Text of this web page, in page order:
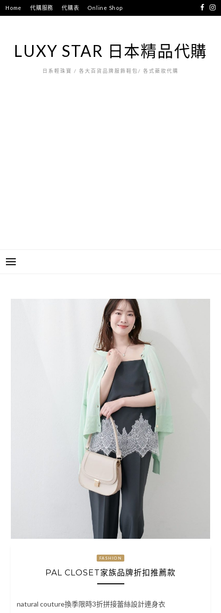
跳
至
Home 代購服務 代購表 Online Shop
LUXY STAR 日本精品代購
日系輕珠寶 / 各大百貨品牌服飾鞋包/ 各式藥妝代購
FASHION
PAL CLOSET家族品牌折扣推薦款
natural couture換季限時3折拼接蕾絲設計連身衣